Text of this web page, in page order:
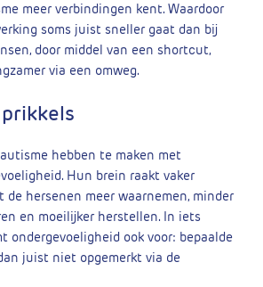
meer verbindingen kent. Waardoor
soms juist sneller gaat dan bij
door middel van een shortcut,
via een omweg.
hebben te maken met
Hun brein raakt vaker
de hersenen meer waarnemen, minder
en moeilijker herstellen. In iets
ondergevoeligheid ook voor: bepaalde
juist niet opgemerkt via de